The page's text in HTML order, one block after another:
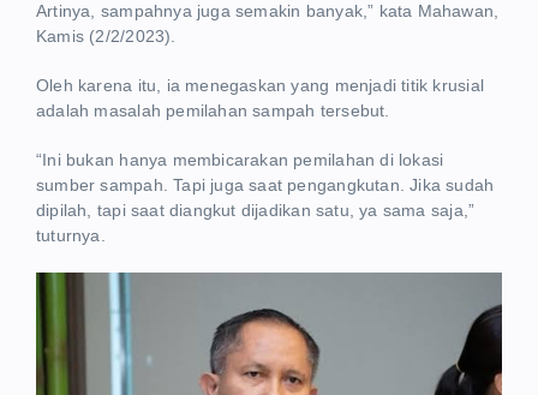
Artinya, sampahnya juga semakin banyak,” kata Mahawan,
Kamis (2/2/2023).
Oleh karena itu, ia menegaskan yang menjadi titik krusial
adalah masalah pemilahan sampah tersebut.
“Ini bukan hanya membicarakan pemilahan di lokasi
sumber sampah. Tapi juga saat pengangkutan. Jika sudah
dipilah, tapi saat diangkut dijadikan satu, ya sama saja,”
tuturnya.